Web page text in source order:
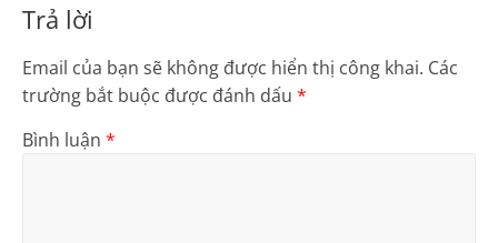
Trả lời
Email của bạn sẽ không được hiển thị công khai. Các
trường bắt buộc được đánh dấu *
Bình luận *